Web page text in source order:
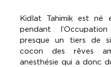
Kidlat Tahimik est né
pendant
presque un tiers de
cocon des rêves
anesthésie qui a donc